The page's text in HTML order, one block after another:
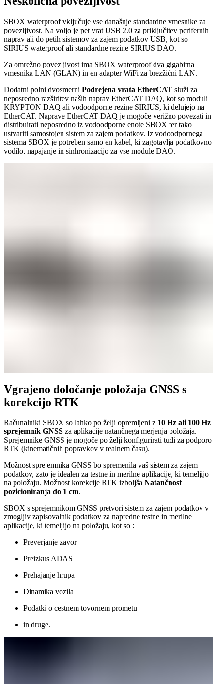
SBOX waterproof vključuje vse današnje standardne vmesnike za
povezljivost. Na voljo je pet vrat USB 2.0 za priključitev perifernih
naprav ali do petih sistemov za zajem podatkov USB, kot so
SIRIUS waterproof ali standardne rezine SIRIUS DAQ.
Za omrežno povezljivost ima SBOX waterproof dva gigabitna
vmesnika LAN (GLAN) in en adapter WiFi za brezžični LAN.
Dodatni polni dvosmerni Podrejena vrata EtherCAT služi za
neposredno razširitev naših naprav EtherCAT DAQ, kot so moduli
KRYPTON DAQ ali vodoodporne rezine SIRIUS, ki delujejo na
EtherCAT. Naprave EtherCAT DAQ je mogoče verižno povezati in
distribuirati neposredno iz vodoodporne enote SBOX ter tako
ustvariti samostojen sistem za zajem podatkov. Iz vodoodpornega
sistema SBOX je potreben samo en kabel, ki zagotavlja podatkovno
vodilo, napajanje in sinhronizacijo za vse module DAQ.
Vgrajeno določanje položaja GNSS s
korekcijo RTK
Računalniki SBOX so lahko po želji opremljeni z 10 Hz ali 100 Hz
sprejemnik GNSS za aplikacije natančnega merjenja položaja.
Sprejemnike GNSS je mogoče po želji konfigurirati tudi za podporo
RTK (kinematičnih popravkov v realnem času).
Možnost sprejemnika GNSS bo spremenila vaš sistem za zajem
podatkov, zato je idealen za testne in merilne aplikacije, ki temeljijo
na položaju. Možnost korekcije RTK izboljša Natančnost
pozicioniranja do 1 cm.
SBOX s sprejemnikom GNSS pretvori sistem za zajem podatkov v
zmogljiv zapisovalnik podatkov za napredne testne in merilne
aplikacije, ki temeljijo na položaju, kot so :
Preverjanje zavor
Preizkus ADAS
Prehajanje hrupa
Dinamika vozila
Podatki o cestnem tovornem prometu
in druge.